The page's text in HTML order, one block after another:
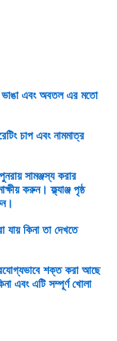
ভাঙা এবং অবতল এর মতো
চাপ এবং নামমাত্র
সামঞ্জস্য করার
করুন। ফ্ল্যাঞ্জ পৃষ্ঠ
যায় কিনা তা দেখতে
শক্ত করা আছে
এবং এটি সম্পূর্ণ খোলা